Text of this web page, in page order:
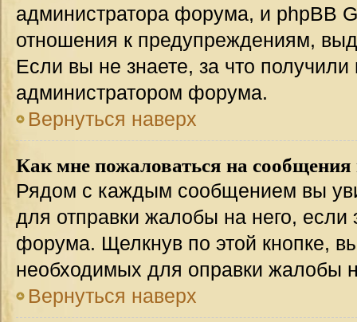
администратора форума, и phpBB
отношения к предупреждениям,
Если вы не знаете, за что
администратором форума.
Вернуться наверх
Как мне пожаловаться на сообщения
Рядом с каждым сообщением вы
для отправки жалобы на него,
форума. Щелкнув по этой кнопке,
необходимых для оправки жалобы
Вернуться наверх